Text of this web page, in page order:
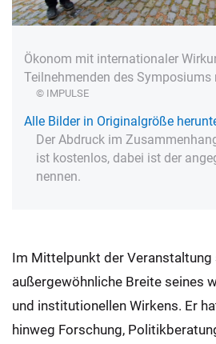
Ökonom mit internationaler
Teilnehmenden des
© IMPULSE
Alle Bilder in Originalgröße
Der Abdruck im
ist kostenlos, dabei ist der
nennen.
Im Mittelpunkt der Veranstaltung
außergewöhnliche Breite seines
und institutionellen Wirkens. Er
hinweg Forschung,